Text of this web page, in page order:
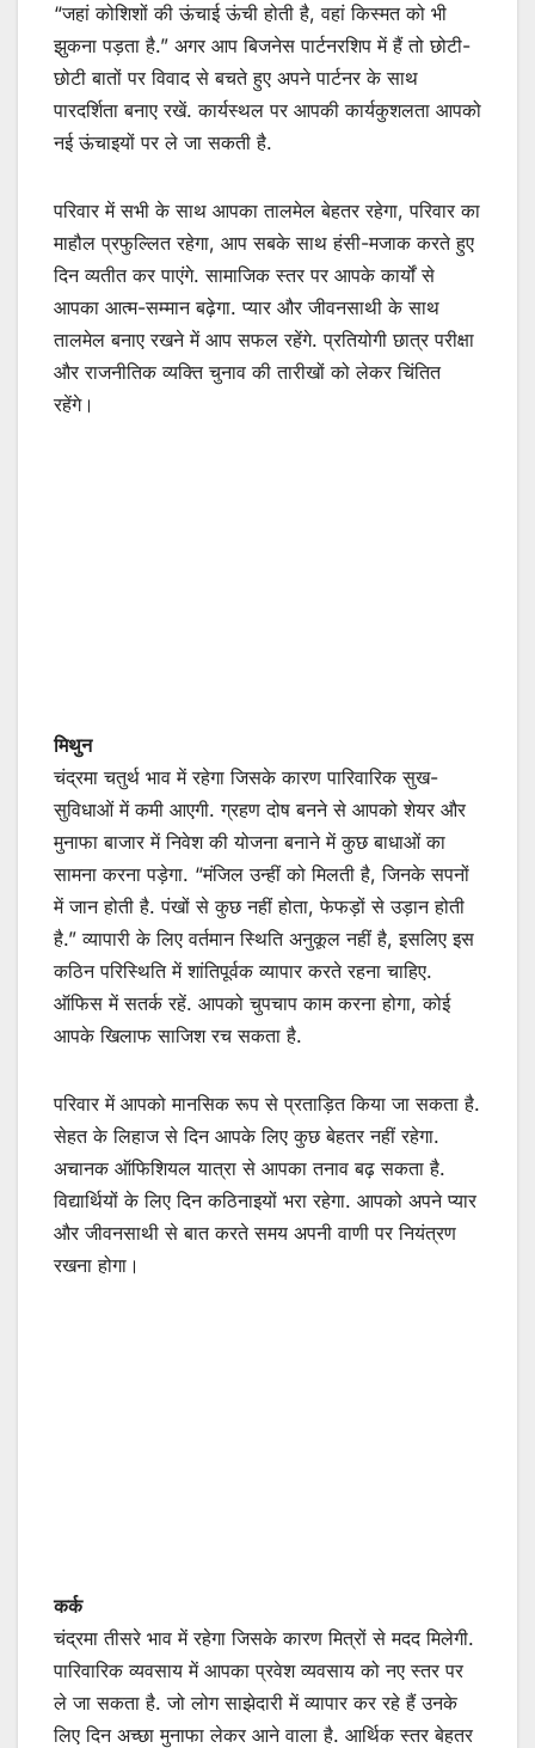
“जहां कोशिशों की ऊंचाई ऊंची होती है, वहां किस्मत को भी
झुकना पड़ता है.” अगर आप बिजनेस पार्टनरशिप में हैं तो छोटी-
छोटी बातों पर विवाद से बचते हुए अपने पार्टनर के साथ
पारदर्शिता बनाए रखें. कार्यस्थल पर आपकी कार्यकुशलता आपको
नई ऊंचाइयों पर ले जा सकती है.
परिवार में सभी के साथ आपका तालमेल बेहतर रहेगा, परिवार का
माहौल प्रफुल्लित रहेगा, आप सबके साथ हंसी-मजाक करते हुए
दिन व्यतीत कर पाएंगे. सामाजिक स्तर पर आपके कार्यों से
आपका आत्म-सम्मान बढ़ेगा. प्यार और जीवनसाथी के साथ
तालमेल बनाए रखने में आप सफल रहेंगे. प्रतियोगी छात्र परीक्षा
और राजनीतिक व्यक्ति चुनाव की तारीखों को लेकर चिंतित
रहेंगे।
मिथुन
चंद्रमा चतुर्थ भाव में रहेगा जिसके कारण पारिवारिक सुख-
सुविधाओं में कमी आएगी. ग्रहण दोष बनने से आपको शेयर और
मुनाफा बाजार में निवेश की योजना बनाने में कुछ बाधाओं का
सामना करना पड़ेगा. “मंजिल उन्हीं को मिलती है, जिनके सपनों
में जान होती है. पंखों से कुछ नहीं होता, फेफड़ों से उड़ान होती
है.” व्यापारी के लिए वर्तमान स्थिति अनुकूल नहीं है, इसलिए इस
कठिन परिस्थिति में शांतिपूर्वक व्यापार करते रहना चाहिए.
ऑफिस में सतर्क रहें. आपको चुपचाप काम करना होगा, कोई
आपके खिलाफ साजिश रच सकता है.
परिवार में आपको मानसिक रूप से प्रताड़ित किया जा सकता है.
सेहत के लिहाज से दिन आपके लिए कुछ बेहतर नहीं रहेगा.
अचानक ऑफिशियल यात्रा से आपका तनाव बढ़ सकता है.
विद्यार्थियों के लिए दिन कठिनाइयों भरा रहेगा. आपको अपने प्यार
और जीवनसाथी से बात करते समय अपनी वाणी पर नियंत्रण
रखना होगा।
कर्क
चंद्रमा तीसरे भाव में रहेगा जिसके कारण मित्रों से मदद मिलेगी.
पारिवारिक व्यवसाय में आपका प्रवेश व्यवसाय को नए स्तर पर
ले जा सकता है. जो लोग साझेदारी में व्यापार कर रहे हैं उनके
लिए दिन अच्छा मुनाफा लेकर आने वाला है. आर्थिक स्तर बेहतर